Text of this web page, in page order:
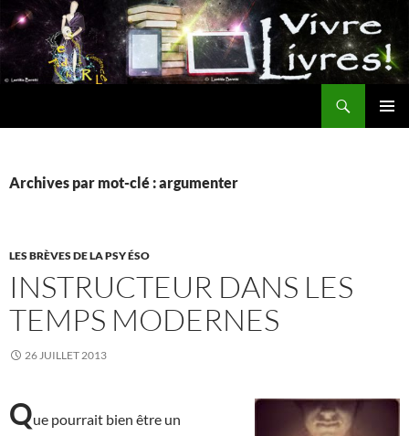
Aller
au
contenu
Archives par mot-clé : argumenter
LES BRÈVES DE LA PSY ÉSO
INSTRUCTEUR DANS LES
TEMPS MODERNES
26 JUILLET 2013
Que pourrait bien être un